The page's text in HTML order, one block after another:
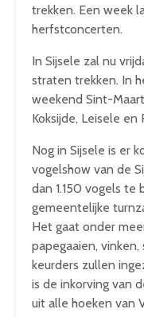
trekken. Een week
herfstconcerten.
In Sijsele zal nu
straten trekken. In
weekend Sint-
Koksijde, Leisele en
Nog in Sijsele is er
vogelshow van de
dan 1.150 vogels
gemeentelijke
Het gaat onder
papegaaien,
keurders zullen
is de inkorving van
uit alle hoeken van